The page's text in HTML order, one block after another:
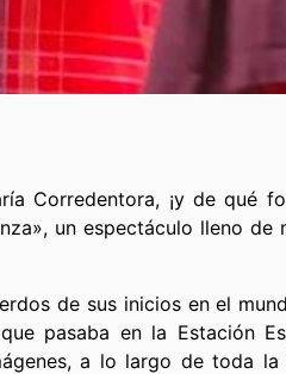
Corredentora, ¡y de qué
un espectáculo lleno
de sus inicios en el
pasaba en la Estación
a lo largo de toda